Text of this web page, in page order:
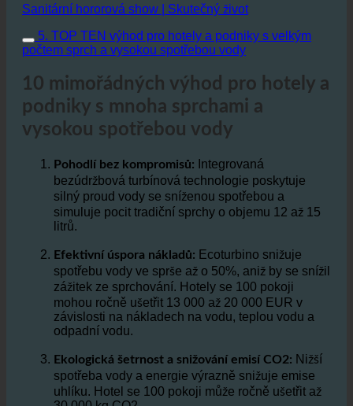
Sanitární hororová show | Skutečný život
5. TOP TEN výhod pro hotely a podniky s velkým
počtem sprch a vysokou spotřebou vody
10 mimořádných výhod pro hotely a
vysokou spotřebou vody
Pohodlí bez kompromisů:Integrovaná
bezúdržbová turbínová technologie poskytuje
simuluje pocit tradiční sprchy o objemu 12 až 15
litrů.
Efektivní úspora nákladů:Ecoturbino snižuje
spotřebu vody ve sprše až o 50%, aniž by se snížil
zážitek ze sprchování. Hotely se 100 pokoji
mohou ročně ušetřit 13 000 až 20 000 EUR v
závislosti na nákladech na vodu, teplou vodu a
odpadní vodu.
Ekologická šetrnost a snižování emisí CO2:Nižší